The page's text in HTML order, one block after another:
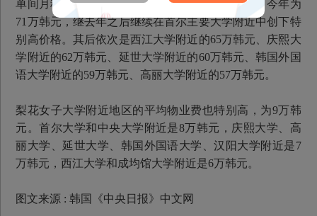
单间月租特别贵的地方是梨花女子大学附近地区，今年为
71万韩元，继去年之后继续在首尔主要大学附近中创下特
别高价格。其后依次是西江大学附近的65万韩元、庆熙大
学附近的62万韩元、延世大学附近的60万韩元、韩国外国
语大学附近的59万韩元、高丽大学附近的57万韩元。
梨花女子大学附近地区的平均物业费也特别高，为9万韩
元。首尔大学和中央大学附近是8万韩元，庆熙大学、高
丽大学、延世大学、韩国外国语大学、汉阳大学附近是7
万韩元，西江大学和成均馆大学附近是6万韩元。
图文来源 : 韩国《中央日报》中文网